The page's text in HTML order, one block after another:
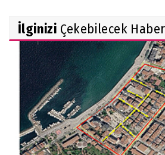
İlginizi Çekebilecek